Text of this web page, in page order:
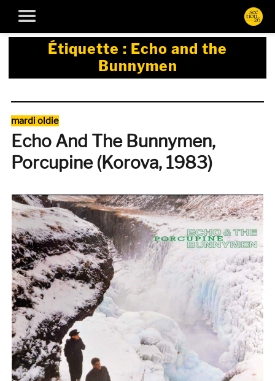
Étiquette : Echo and the
Bunnymen
Catégories
mardi oldie
Echo And The Bunnymen,
Porcupine (Korova, 1983)